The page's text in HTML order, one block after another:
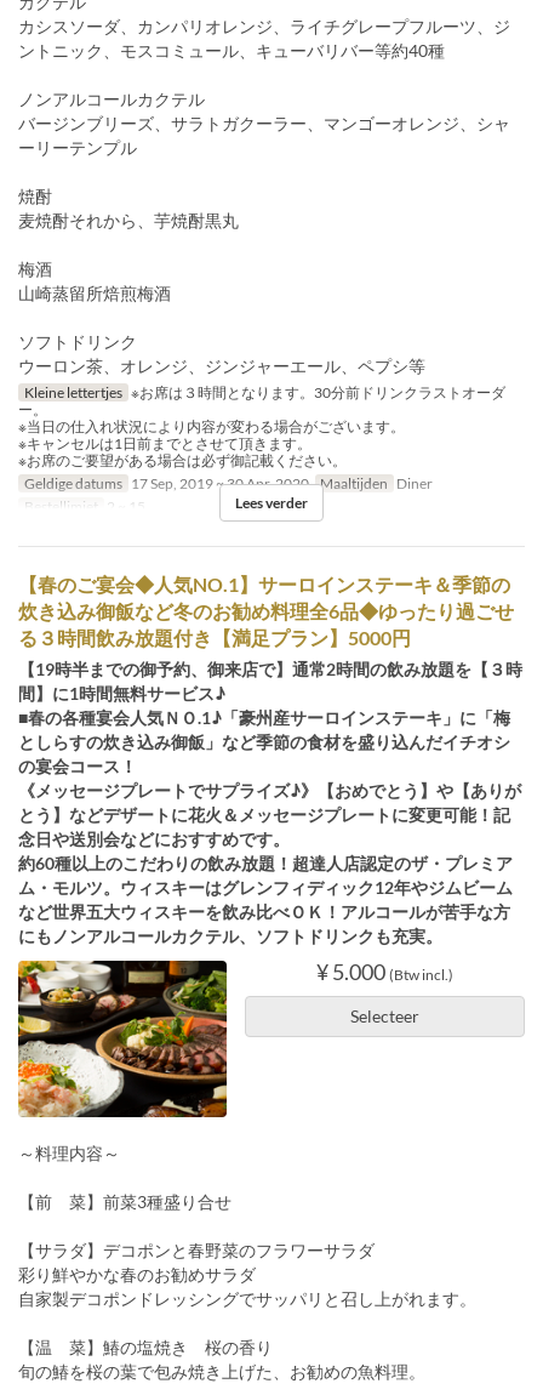
カシスソーダ、カンパリオレンジ、ライチグレープフルーツ、ジ
ントニック、モスコミュール、キューバリバー等約40種
ノンアルコールカクテル
バージンブリーズ、サラトガクーラー、マンゴーオレンジ、シャ
ーリーテンプル
焼酎
麦焼酎それから、芋焼酎黒丸
梅酒
山崎蒸留所焙煎梅酒
ソフトドリンク
ウーロン茶、オレンジ、ジンジャーエール、ペプシ等
Kleine lettertjes ※お席は３時間となります。30分前ドリンクラストオーダ
ー。
※当日の仕入れ状況により内容が変わる場合がございます。
※キャンセルは1日前までとさせて頂きます。
※お席のご要望がある場合は必ず御記載ください。
Geldige datums 17 Sep, 2019 ~ 30 Apr, 2020 Maaltijden Diner
Bestellimiet
2 ~ 15 Lees verder
【春のご宴会◆人気NO.1】サーロインステーキ＆季節の
炊き込み御飯など冬のお勧め料理全6品◆ゆったり過ごせ
る３時間飲み放題付き【満足プラン】5000円
【19時半までの御予約、御来店で】通常2時間の飲み放題を【３時
間】に1時間無料サービス♪
■春の各種宴会人気ＮＯ.1♪「豪州産サーロインステーキ」に「梅
としらすの炊き込み御飯」など季節の食材を盛り込んだイチオシ
の宴会コース！
《メッセージプレートでサプライズ♪》【おめでとう】や【ありが
とう】などデザートに花火＆メッセージプレートに変更可能！記
念日や送別会などにおすすめです。
約60種以上のこだわりの飲み放題！超達人店認定のザ・プレミア
ム・モルツ。ウィスキーはグレンフィディック12年やジムビーム
など世界五大ウィスキーを飲み比べＯＫ！アルコールが苦手な方
にもノンアルコールカクテル、ソフトドリンクも充実。
¥ 5.000 (Btw incl.)
Selecteer
～料理内容～
【前 菜】前菜3種盛り合せ
【サラダ】デコポンと春野菜のフラワーサラダ
彩り鮮やかな春のお勧めサラダ
自家製デコポンドレッシングでサッパリと召し上がれます。
【温 菜】鰆の塩焼き 桜の香り
旬の鰆を桜の葉で包み焼き上げた、お勧めの魚料理。